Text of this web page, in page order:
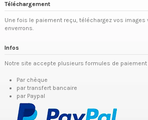
Téléchargement
Une fois le paiement reçu, téléchargez vos images
enverrons.
Infos
Notre site accepte plusieurs formules de paiement
Par chèque
par transfert bancaire
par Paypal